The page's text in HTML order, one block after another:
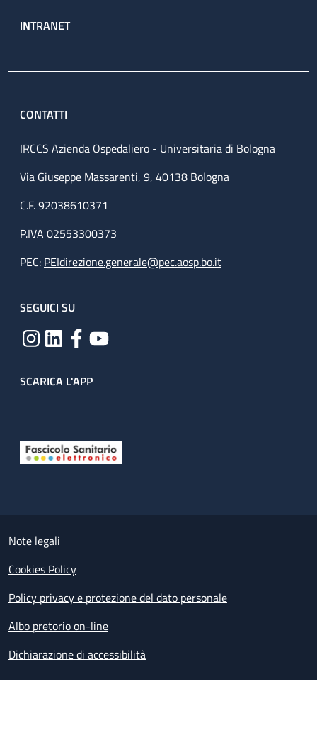
INTRANET
CONTATTI
IRCCS Azienda Ospedaliero - Universitaria di Bologna
Via Giuseppe Massarenti, 9, 40138 Bologna
C.F. 92038610371
P.IVA 02553300373
PEC: PEIdirezione.generale@pec.aosp.bo.it
SEGUICI SU
SCARICA L'APP
Small prints
Note legali
Cookies Policy
Policy privacy e protezione del dato personale
Albo pretorio on-line
Dichiarazione di accessibilità